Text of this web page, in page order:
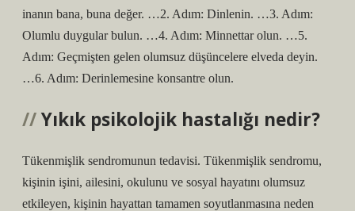
inanın bana, buna değer. …2. Adım: Dinlenin. …3. Adım:
Olumlu duygular bulun. …4. Adım: Minnettar olun. …5.
Adım: Geçmişten gelen olumsuz düşüncelere elveda deyin.
…6. Adım: Derinlemesine konsantre olun.
Yıkık psikolojik hastalığı nedir?
Tükenmişlik sendromunun tedavisi. Tükenmişlik sendromu,
kişinin işini, ailesini, okulunu ve sosyal hayatını olumsuz
etkileyen, kişinin hayattan tamamen soyutlanmasına neden